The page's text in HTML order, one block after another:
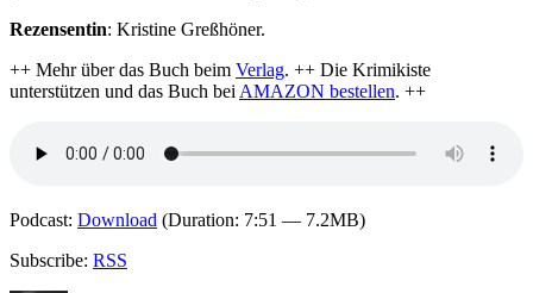
Rezensentin: Kristine Greßhöner.
++ Mehr über das Buch beim Verlag. ++ Die Krimikiste
unterstützen und das Buch bei AMAZON bestellen. ++
Podcast: Download (Duration: 7:51 — 7.2MB)
Subscribe: RSS